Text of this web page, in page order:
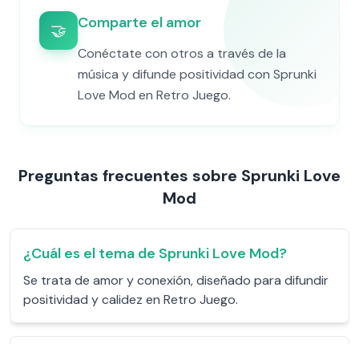
🤝 Comparte el amor
Conéctate con otros a través de la
música y difunde positividad con Sprunki
Love Mod en Retro Juego.
Preguntas frecuentes sobre Sprunki Love
Mod
¿Cuál es el tema de Sprunki Love Mod?
Se trata de amor y conexión, diseñado para difundir
positividad y calidez en Retro Juego.